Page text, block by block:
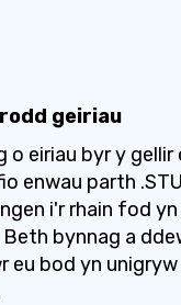
geiriau
o eiriau byr y gellir
enwau parth
i'r rhain fod
bynnag a
eu bod yn unigryw